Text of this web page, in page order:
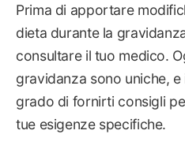
Prima di apportare
dieta durante la
consultare il tuo medico.
gravidanza sono uniche,
grado di fornirti consigli
tue esigenze specifiche.